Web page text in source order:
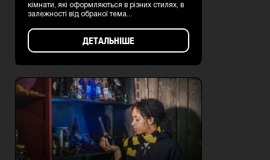
кімнати, які оформляються в різних стилях, в
залежності від обраної тема...
ДЕТАЛЬНІШЕ